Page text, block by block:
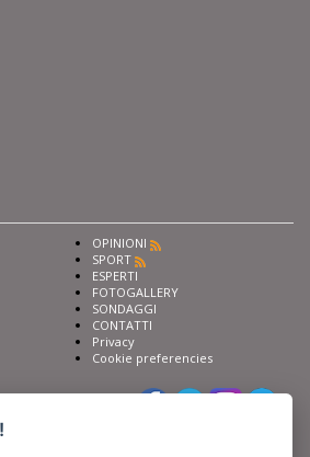
OPINIONI
SPORT
ESPERTI
FOTOGALLERY
SONDAGGI
CONTATTI
Privacy
Cookie preferencies